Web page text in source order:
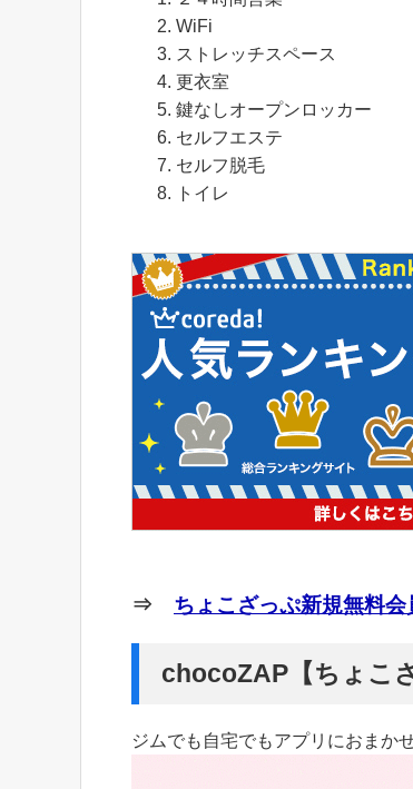
WiFi
ストレッチスペース
更衣室
鍵なしオープンロッカー
セルフエステ
セルフ脱毛
トイレ
⇒ ちょこざっぷ新規無料会
chocoZAP【ちょこ
ジムでも自宅でもアプリにおまか